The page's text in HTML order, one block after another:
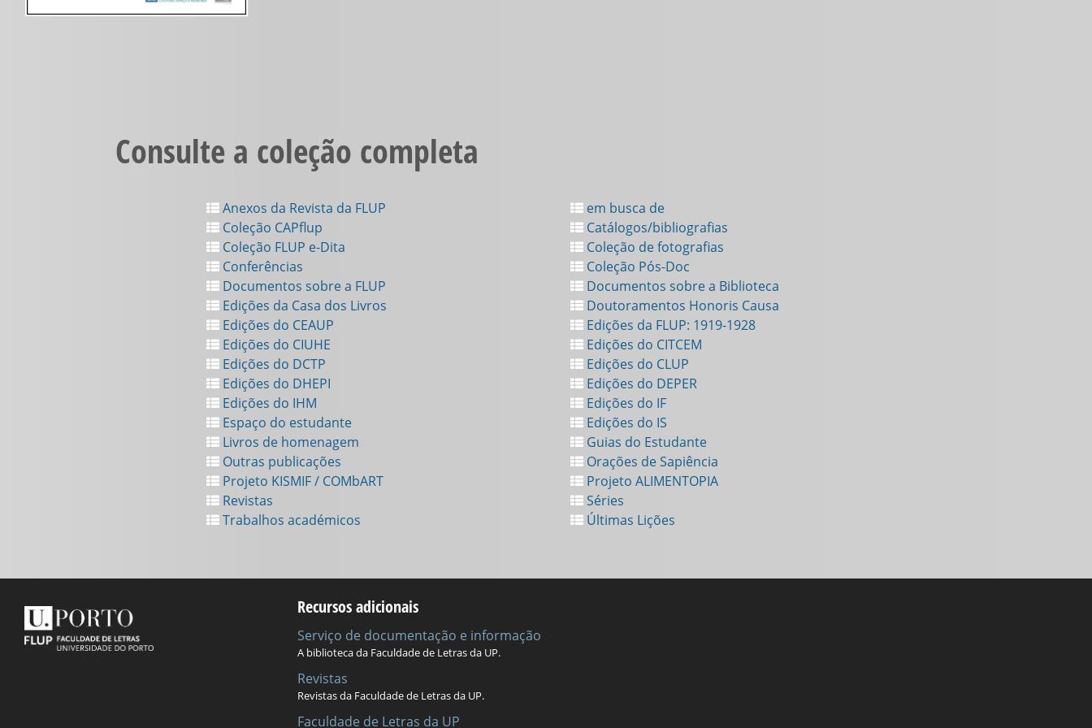
Consulte a coleção completa
Anexos da Revista da FLUP
Coleção CAPflup
Coleção FLUP e-Dita
Conferências
Documentos sobre a FLUP
Edições da Casa dos Livros
Edições do CEAUP
Edições do CIUHE
Edições do DCTP
Edições do DHEPI
Edições do IHM
Espaço do estudante
Livros de homenagem
Outras publicações
Projeto KISMIF / COMbART
Revistas
Trabalhos académicos
em busca de
Catálogos/bibliografias
Coleção de fotografias
Coleção Pós-Doc
Documentos sobre a Biblioteca
Doutoramentos Honoris Causa
Edições da FLUP: 1919-1928
Edições do CITCEM
Edições do CLUP
Edições do DEPER
Edições do IF
Edições do IS
Guias do Estudante
Orações de Sapiência
Projeto ALIMENTOPIA
Séries
Últimas Lições
Recursos adicionais
Serviço de documentação e informação
A biblioteca da Faculdade de Letras da UP.
Revistas
Revistas da Faculdade de Letras da UP.
Faculdade de Letras da UP